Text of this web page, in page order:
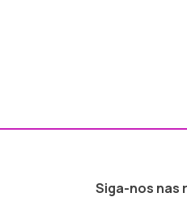
Siga-nos nas